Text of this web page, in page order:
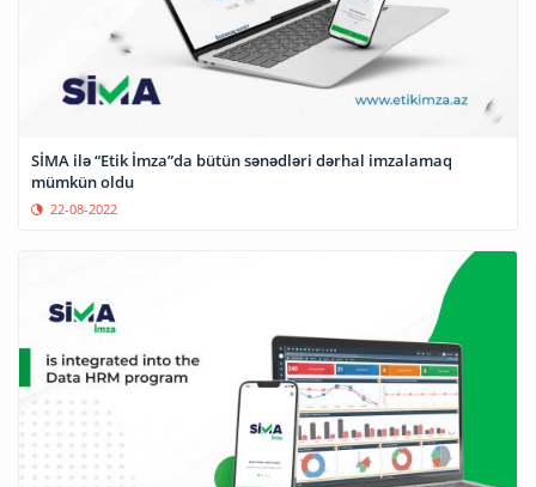
SİMA ilə “Etik İmza”da bütün sənədləri dərhal imzalamaq
mümkün oldu
22-08-2022